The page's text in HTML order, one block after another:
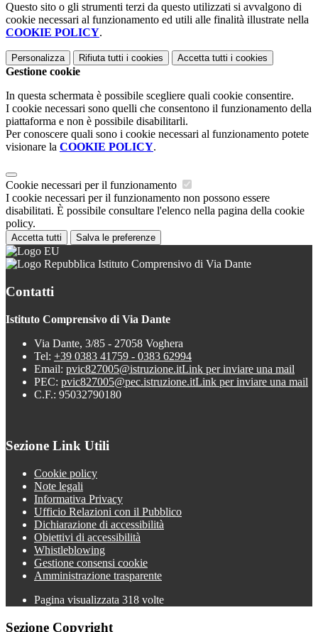
Questo sito o gli strumenti terzi da questo utilizzati si avvalgono di
cookie necessari al funzionamento ed utili alle finalità illustrate nella
COOKIE POLICY.
Personalizza Rifiuta tutti i cookies Accetta tutti i cookies
Gestione cookie
In questa schermata è possibile scegliere quali cookie consentire.
I cookie necessari sono quelli che consentono il funzionamento della
piattaforma e non è possibile disabilitarli.
Per conoscere quali sono i cookie necessari al funzionamento potete
visionare la COOKIE POLICY.
Cookie necessari per il funzionamento
I cookie necessari per il funzionamento non possono essere
disabilitati. È possibile consultare l'elenco nella pagina della cookie
policy.
Accetta tutti Salva le preferenze
Istituto Comprensivo di Via Dante
Contatti
Istituto Comprensivo di Via Dante
Via Dante, 3/85 - 27058 Voghera
Tel: +39 0383 41759 - 0383 62994
Email: pvic827005@istruzione.itLink per inviare una mail
PEC: pvic827005@pec.istruzione.itLink per inviare una mail
C.F.: 95032790180
Sezione Link Utili
Cookie policy
Note legali
Informativa Privacy
Ufficio Relazioni con il Pubblico
Dichiarazione di accessibilità
Obiettivi di accessibilità
Whistleblowing
Gestione consensi cookie
Amministrazione trasparente
Pagina visualizzata 318 volte
Sezione Copyright